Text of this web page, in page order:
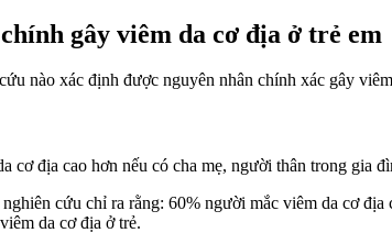
gây viêm da cơ địa ở trẻ em
nào xác định được nguyên nhân chính xác gây
cơ địa cao hơn nếu có cha mẹ, người thân trong gia
cứu chỉ ra rằng: 60% người mắc viêm da cơ
da cơ địa ở trẻ.